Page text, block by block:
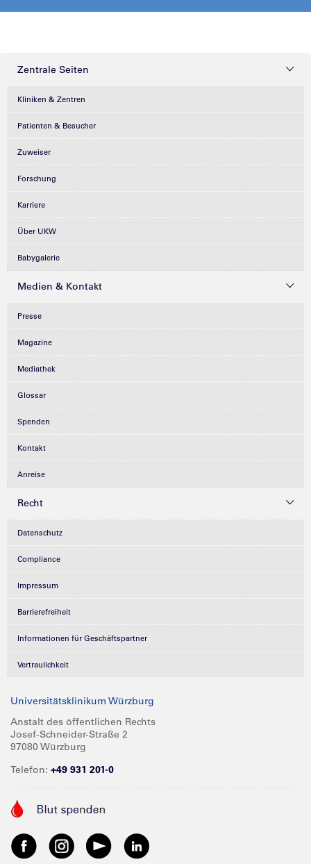
Zentrale Seiten
Kliniken & Zentren
Patienten & Besucher
Zuweiser
Forschung
Karriere
Über UKW
Babygalerie
Medien & Kontakt
Presse
Magazine
Mediathek
Glossar
Spenden
Kontakt
Anreise
Recht
Datenschutz
Compliance
Impressum
Barrierefreiheit
Informationen für Geschäftspartner
Vertraulichkeit
Universitätsklinikum Würzburg
Anstalt des öffentlichen Rechts
Josef-Schneider-Straße 2
97080 Würzburg
Telefon: +49 931 201-0